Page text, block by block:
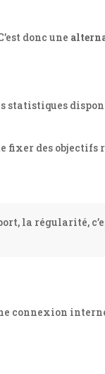
donc une
statistiques
fixer des objectifs
la régularité,
connexion